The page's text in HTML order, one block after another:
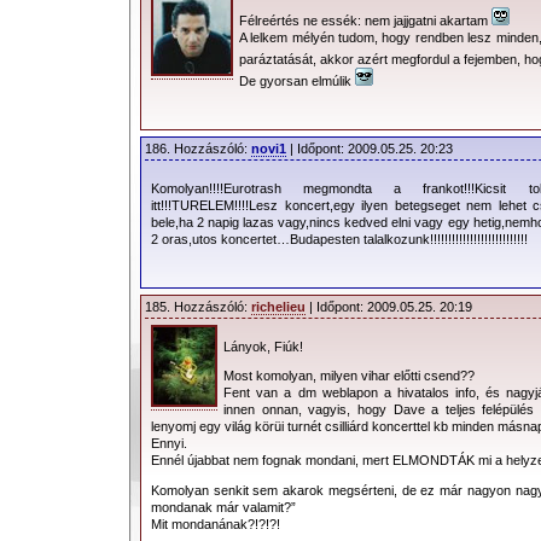
2009.05.28. 11:00 - A depeCHe
újraindítja félbeszakadt Tour Of The
súlyos gyomor- és bélhuruttal
további vizsgálatok után kiderült,
húgyhólyag daganata volt, melyet
kényszerül, hogy teljesen
8-an lesz az első Dave felépülését
Dave Gahan őszintén köszöni
megértést és türelmet! A depeCHe
okozott kellemetlenségeket, melyeket
koncertek okoztak.
Félreértés ne essék: nem jajjgatni akartam
A lelkem mélyén tudom, hogy rendben lesz
paráztatását, akkor azért megfordul a fejemben,
De gyorsan elmúlik
186. Hozzászóló: novi1 | Időpont: 2009.05.25. 20:23
Komolyan!!!!Eurotrash megmondta a frankot!!!Kicsit
itt!!!TURELEM!!!!Lesz koncert,egy ilyen betegseget nem
bele,ha 2 napig lazas vagy,nincs kedved elni vagy egy
2 oras,utos koncertet…Budapesten talalkozunk!!!!!!!!!!!!!!!!!!!!!!!!!!!
185. Hozzászóló: richelieu | Időpont: 2009.05.25. 20:19
Lányok, Fiúk!
Most komolyan, milyen vihar előtti csend??
Fent van a dm weblapon a hivatalos info, és
innen onnan, vagyis, hogy Dave a teljes
lenyomj egy világ körüi turnét csilliárd koncerttel kb minden
Ennyi.
Ennél újabbat nem fognak mondani, mert ELMONDTÁK mi a
Komolyan senkit sem akarok megsérteni, de ez már nagyon
mondanak már valamit?”
Mit mondanának?!?!?!